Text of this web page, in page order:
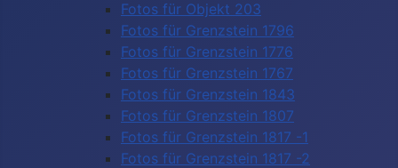
Fotos für Objekt 203
Fotos für Grenzstein 1796
Fotos für Grenzstein 1776
Fotos für Grenzstein 1767
Fotos für Grenzstein 1843
Fotos für Grenzstein 1807
Fotos für Grenzstein 1817 -1
Fotos für Grenzstein 1817 -2